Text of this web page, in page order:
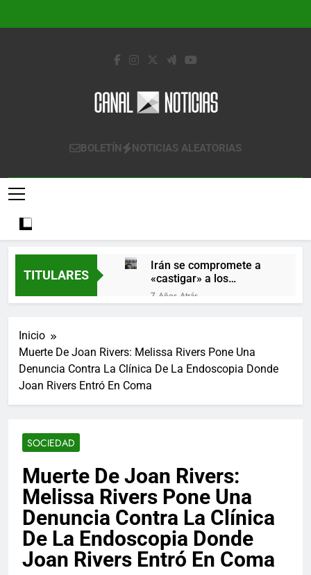
Canal Noticias
Canal Noticias
BOLETÍN NOTICIAS ALEATORIAS
TITULARES
Irán se compromete a
«castigar» a los
responsables de
derribar un avión
7 Años Atrás
diciembre
Los últimos paquetes
especiales Hush Socks
El famoso chef y
miembro de la familia
7 Años Atrás
Cápsulas Ultra Max
Testo a Precios
Especiales en México,
Chile, Argentina,
Colombia, Perú ,
Ecuador, Costa Rica y
7 Años Atrás
Veona Skin Care
Crema Precios –
Descuentos Masivos
Inicio
Muerte De Joan Rivers: Melissa Rivers Pone Una
Denuncia Contra La Clínica De La Endoscopia Donde
Joan Rivers Entró En Coma
SOCIEDAD
Muerte De Joan Rivers:
Melissa Rivers Pone Una
Denuncia Contra La Clínica
De La Endoscopia Donde
Joan Rivers Entró En Coma